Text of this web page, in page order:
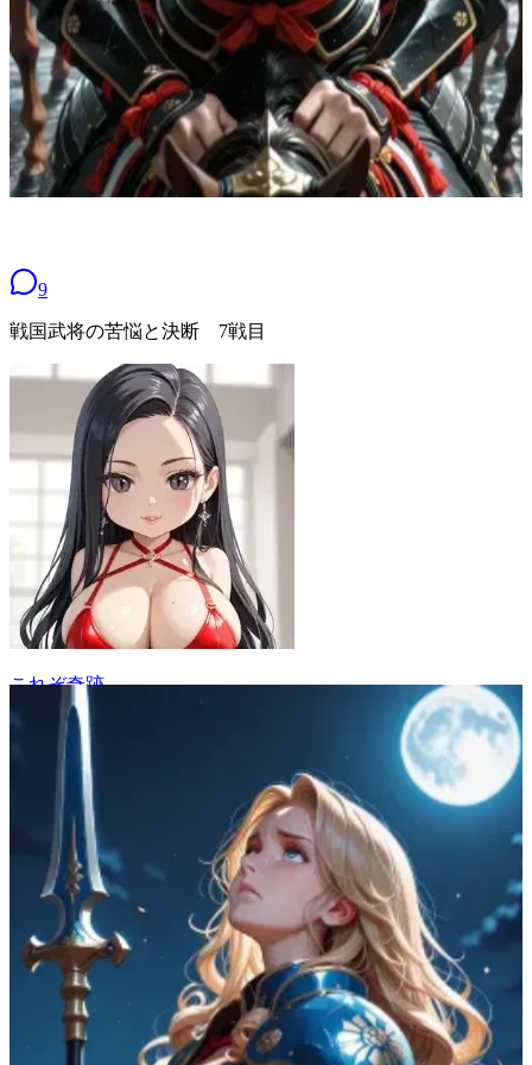
9
戦国武将の苦悩と決断 7戦目
これぞ奇跡